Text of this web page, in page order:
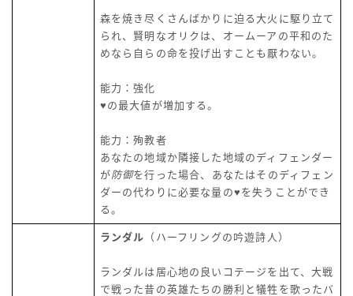
森を焼き尽くさんばかりに迫る大火に駆り立て
られ、賢明なオリクは、オームーアの平和のた
めなら自らの命を投げ出すことも厭わない。
能力：強化
♥の最大値が増加する。
能力：殉教者
あなたの地域か隣接した地域のディフェンダー
が防御を行った場合、あなたはそのディフェン
ダーの代わりに必要な量の♥を失うことができ
る。
ランダル （ハーフリングの吟遊詩人）
ランダルは居心地の良いコテージを出て、大戦
で戦った昔の英雄たちの勝利と犠牲を歌ったバ